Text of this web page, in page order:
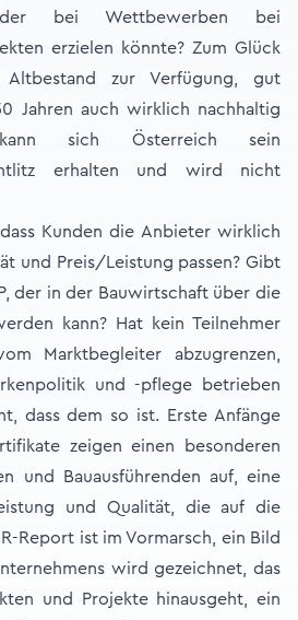
bei Wettbewerben bei
erzielen könnte? Zum Glück
zur Verfügung, gut
Jahren auch wirklich nachhaltig
sich Österreich sein
erhalten und wird nicht
Kunden die Anbieter wirklich
und Preis/Leistung passen? Gibt
der in der Bauwirtschaft über die
kann? Hat kein Teilnehmer
Marktbegleiter abzugrenzen,
und -pflege betrieben
dass dem so ist. Erste Anfänge
zeigen einen besonderen
und Bauausführenden auf, eine
und Qualität, die auf die
Report ist im Vormarsch, ein Bild
wird gezeichnet, das
und Projekte hinausgeht, ein